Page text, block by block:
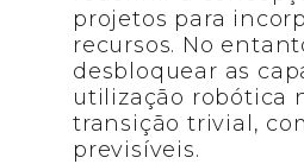
projetos para
recursos. No
desbloquear as
utilização robótica
transição trivial,
previsíveis.